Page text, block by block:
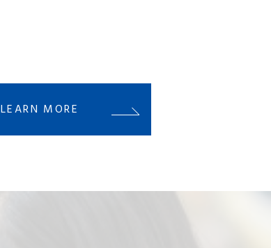
LEARN MORE